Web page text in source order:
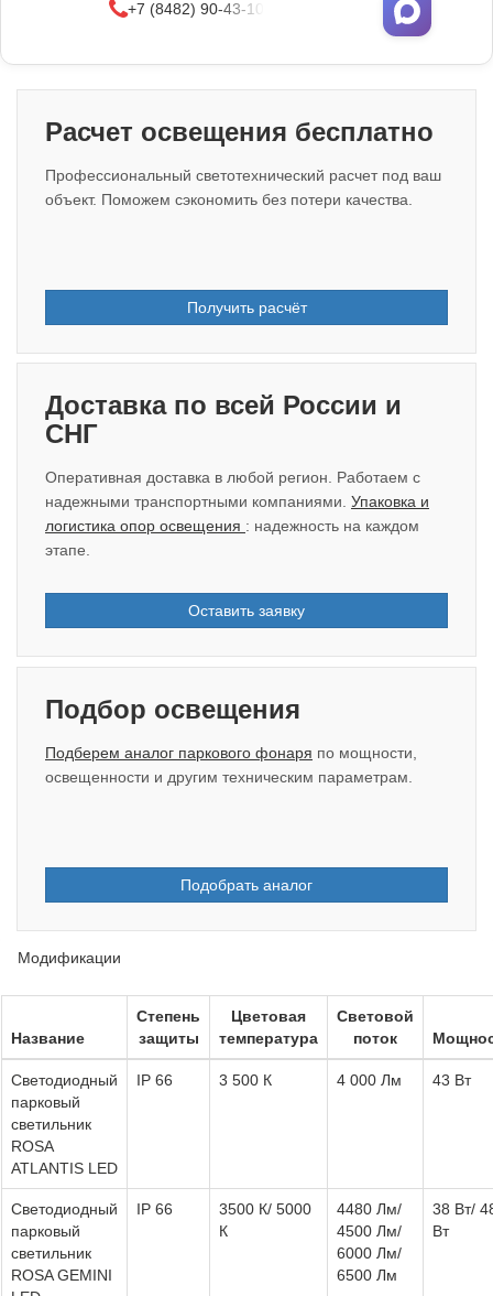
+7 (8482) 90-43-10
Расчет освещения бесплатно
Профессиональный светотехнический расчет под ваш
объект. Поможем сэкономить без потери качества.
Получить расчёт
Доставка по всей России и
СНГ
Оперативная доставка в любой регион. Работаем с
надежными транспортными компаниями. Упаковка и
логистика опор освещения : надежность на каждом
этапе.
Оставить заявку
Подбор освещения
Подберем аналог паркового фонаря по мощности,
освещенности и другим техническим параметрам.
Подобрать аналог
Модификации
Название
Степень
защиты
Цветовая
температура
Световой
поток
Светодиодный
парковый
светильник
ROSA
ATLANTIS LED
IP 66 3 500 К 4 000 Лм 43 Вт
Светодиодный
парковый
светильник
ROSA GEMINI
IP 66
3500 К/ 5000
К
4480 Лм/
4500 Лм/
6000 Лм/
6500 Лм
38 Вт/
Вт